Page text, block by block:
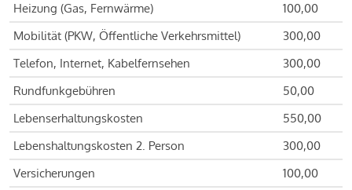
Heizung (Gas, Fernwärme)
100,00
Mobilität (PKW, Öffentliche Verkehrsmittel)
300,00
Telefon, Internet, Kabelfernsehen
300,00
Rundfunkgebühren
50,00
Lebenserhaltungskosten
550,00
Lebenshaltungskosten 2. Person
300,00
Versicherungen
100,00